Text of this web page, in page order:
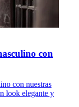
con
con nuestras
look elegante y